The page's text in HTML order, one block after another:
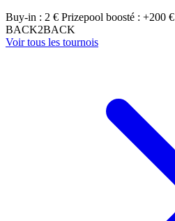
Buy-in : 2 € Prizepool boosté : +200 €
BACK2BACK
Voir tous les tournois